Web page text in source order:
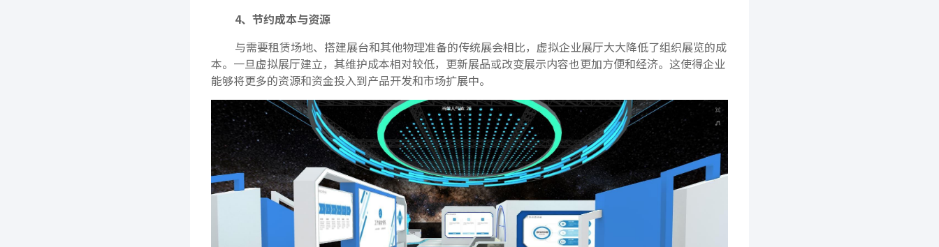
4、节约成本与资源
与需要租赁场地、搭建展台和其他物理准备的传统展会相比，虚拟企业展厅大大降低了组织展览的成
本。一旦虚拟展厅建立，其维护成本相对较低，更新展品或改变展示内容也更加方便和经济。这使得企业
能够将更多的资源和资金投入到产品开发和市场扩展中。